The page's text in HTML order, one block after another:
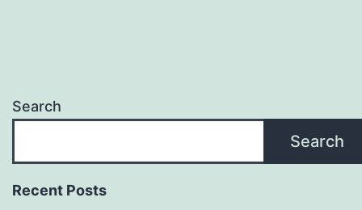
Search
Search
Recent Posts